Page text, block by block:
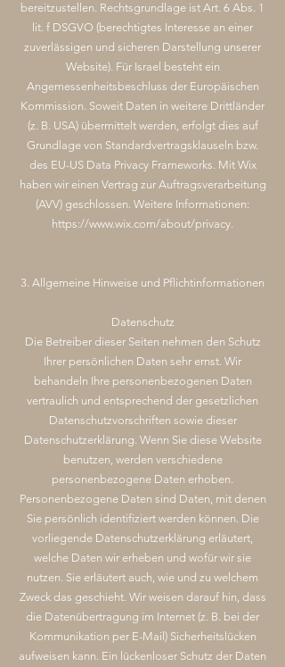
bereitzustellen. Rechtsgrundlage ist Art. 6 Abs. 1
lit. f DSGVO (berechtigtes Interesse an einer
zuverlässigen und sicheren Darstellung unserer
Website). Für Israel besteht ein
Angemessenheitsbeschluss der Europäischen
Kommission. Soweit Daten in weitere Drittländer
(z. B. USA) übermittelt werden, erfolgt dies auf
Grundlage von Standardvertragsklauseln bzw.
des EU-US Data Privacy Frameworks. Mit Wix
haben wir einen Vertrag zur Auftragsverarbeitung
(AVV) geschlossen. Weitere Informationen:
https://www.wix.com/about/privacy.
3. Allgemeine Hinweise und Pflichtinformationen
Datenschutz
Die Betreiber dieser Seiten nehmen den Schutz
Ihrer persönlichen Daten sehr ernst. Wir
behandeln Ihre personenbezogenen Daten
vertraulich und entsprechend der gesetzlichen
Datenschutzvorschriften sowie dieser
Datenschutzerklärung. Wenn Sie diese Website
benutzen, werden verschiedene
personenbezogene Daten erhoben.
Personenbezogene Daten sind Daten, mit denen
Sie persönlich identifiziert werden können. Die
vorliegende Datenschutzerklärung erläutert,
welche Daten wir erheben und wofür wir sie
nutzen. Sie erläutert auch, wie und zu welchem
Zweck das geschieht. Wir weisen darauf hin, dass
die Datenübertragung im Internet (z. B. bei der
Kommunikation per E-Mail) Sicherheitslücken
aufweisen kann. Ein lückenloser Schutz der Daten